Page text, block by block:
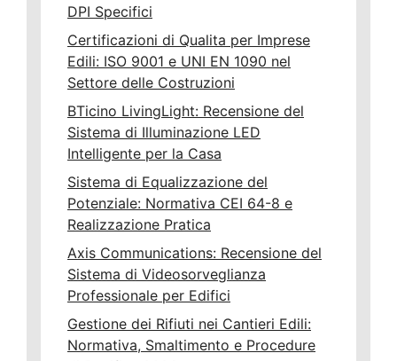
DPI Specifici
Certificazioni di Qualita per Imprese
Edili: ISO 9001 e UNI EN 1090 nel
Settore delle Costruzioni
BTicino LivingLight: Recensione del
Sistema di Illuminazione LED
Intelligente per la Casa
Sistema di Equalizzazione del
Potenziale: Normativa CEI 64-8 e
Realizzazione Pratica
Axis Communications: Recensione del
Sistema di Videosorveglianza
Professionale per Edifici
Gestione dei Rifiuti nei Cantieri Edili:
Normativa, Smaltimento e Procedure